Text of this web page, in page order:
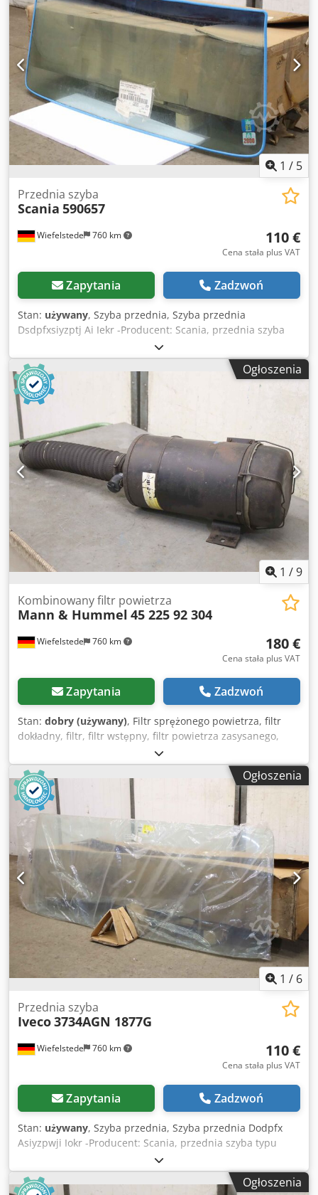
1 / 5
Wiefelstede 760 km
Przednia szyba
Scania 590657
110 €
Cena stała plus VAT
Zapytania Zadzwoń
Stan: używany, Szyba przednia, Szyba przednia
Dsdpfxsiyzptj Ai Iekr -Producent: Scania, przednia szyba
przednia -Zamówienie nr: -Wymiar: 1660/705/ grubość 7
mm -Waga: 16 kg -Wymiar transportowy: 1660/785/H390
mm
Ogłoszenia
1 /9
Wiefelstede 760 km
Kombinowany filtr powietrza
Mann & Hummel 45 225 92 304
180 €
Cena stała plus VAT
Zapytania Zadzwoń
Stan: dobry (używany), Filtr sprężonego powietrza, filtr
dokładny, filtr, filtr wstępny, filtr powietrza zasysanego,
obudowa filtra powietrza, filtr powietrza - Producent: Mann
& Hummel, Mann-Piclon filtr powietrza kombinowany z
obudową filtra i przewodem przyłączeniowym - Numer
katalogowy: 45 225 92 304 Dkodpeqcyz Tefx Ai Ier -
Wlot/Wylot: Ø 70/80 mm - Wymiary całkowite:
950/270/W280 mm - Waga: 8 kg
Ogłoszenia
1 / 6
Wiefelstede 760 km
Przednia szyba
Iveco3734AGN 1877G
110 €
Cena stała plus VAT
Zapytania Zadzwoń
Stan: używany, Szyba przednia, Szyba przednia Dodpfx
Asiyzpwji Iokr -Producent: Scania, przednia szyba typu
3734AGN 1877G -Nr zamówienia: 3000910 - 8013994 -
wymiar: 2120/820/ grubość 6 mm -Waga: 24 kg -Wymiar
transportowy: 2310/930/H420 mm
Ogłoszenia